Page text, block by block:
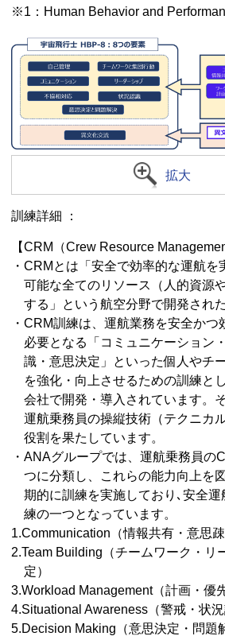
※1：Human Behavior and
拡大
訓練詳細 ：
【CRM（Crew Resource
・CRMとは「安全で効率的な運航を
可能な全てのリソース（人的資源
する」という航空分野で開発され
・CRM訓練は、運航業務を安全かつ
必要となる「コミュニケーション
識・意思決定」といった個人やチ
を強化・向上させるための訓練と
会社で開発・導入されています。
運航乗務員の操縦技術（テクニカ
役割を果たしています。
・ANAグループでは、運航乗務員の
つに分類し、これらの能力向上を
期的に訓練を実施しており､安全運
練の一つとなっています。
1.Communication（情報共有・意思疎
2.Team Building（チームワーク・リ
定）
3.Workload Management（計画・優
4.Situational Awareness（警戒・状況
5.Decision Making（意思決定・問題